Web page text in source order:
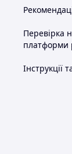
Перевірка
платформи
Інструкції